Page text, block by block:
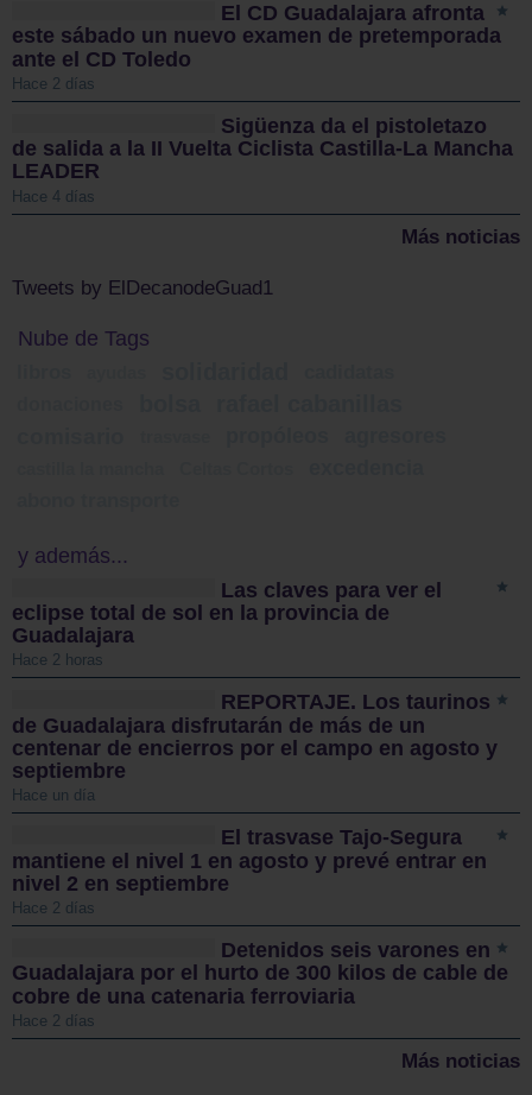
El CD Guadalajara afronta
este sábado un nuevo examen de pretemporada
ante el CD Toledo
Hace 2 días
Sigüenza da el pistoletazo
de salida a la II Vuelta Ciclista Castilla-La Mancha
LEADER
Hace 4 días
Más noticias
Tweets by ElDecanodeGuad1
Nube de Tags
y además...
Las claves para ver el
eclipse total de sol en la provincia de
Guadalajara
Hace 2 horas
REPORTAJE. Los taurinos
de Guadalajara disfrutarán de más de un
centenar de encierros por el campo en agosto y
septiembre
Hace un día
El trasvase Tajo-Segura
mantiene el nivel 1 en agosto y prevé entrar en
nivel 2 en septiembre
Hace 2 días
Detenidos seis varones en
Guadalajara por el hurto de 300 kilos de cable de
cobre de una catenaria ferroviaria
Hace 2 días
Más noticias